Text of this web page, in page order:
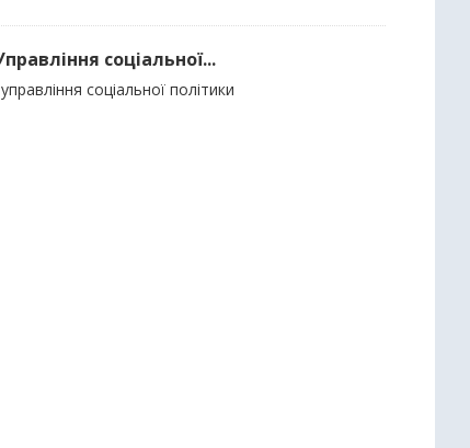
соціальної...
соціальної політики